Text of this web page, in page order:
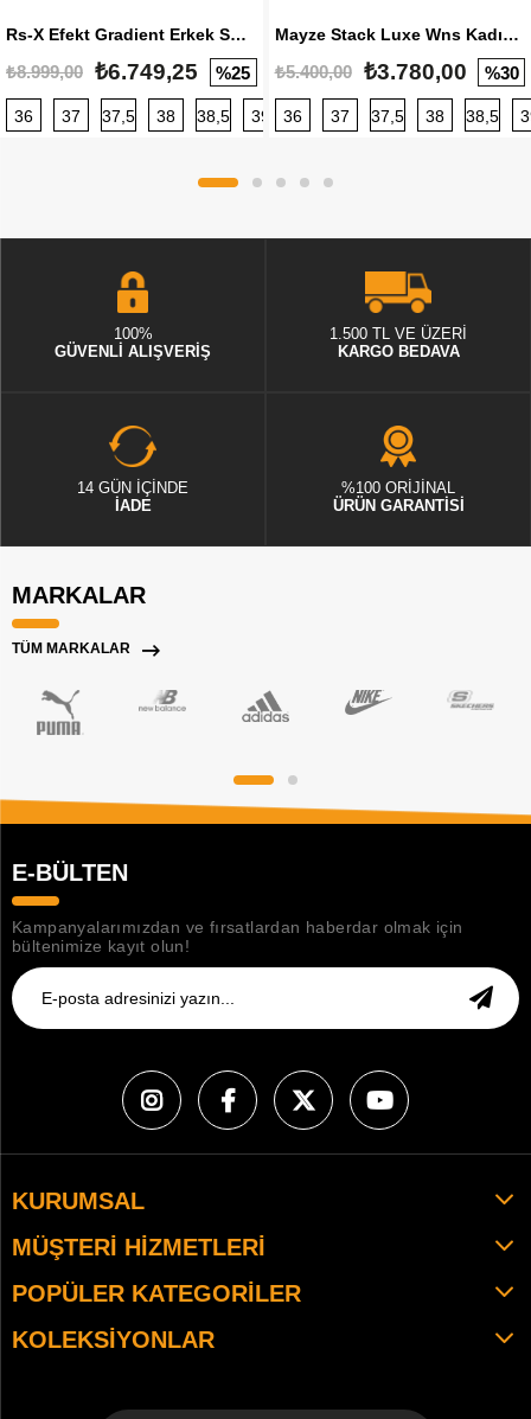
Rs-X Efekt Gradient Erkek Sneaker
₺8.999,00 ₺6.749,25 %25
36 37 37,5 38 38,5 39 40 40,5 41 42 42,5
Mayze Stack Luxe Wns Kadın Sneaker
₺5.400,00 ₺3.780,00 %30
36 37 37,5 38 38,5
100%
GÜVENLİ ALIŞVERİŞ
1.500 TL VE ÜZERİ
KARGO BEDAVA
14 GÜN İÇİNDE
İADE
%100 ORİJİNAL
ÜRÜN GARANTİSİ
MARKALAR
TÜM MARKALAR
E-BÜLTEN
Kampanyalarımızdan ve fırsatlardan haberdar olmak için
bültenimize kayıt olun!
KURUMSAL
MÜŞTERI HIZMETLERI
POPÜLER KATEGORILER
KOLEKSIYONLAR